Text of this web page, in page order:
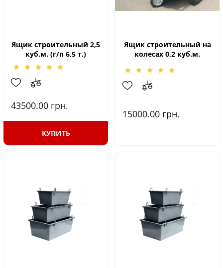
Ящик строительный 2,5
куб.м. (г/п 6,5 т.)
43500.00 грн.
КУПИТЬ
Ящик строительный на
колесах 0,2 куб.м.
15000.00 грн.